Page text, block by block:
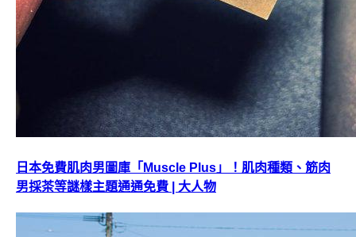
日本免費肌肉男圖庫「Muscle Plus」！肌肉種類、筋肉
男採茶等謎樣主題通通免費 | 大人物